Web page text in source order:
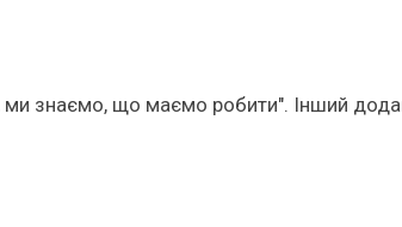
ми знаємо, що маємо робити". Інший